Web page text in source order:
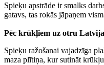
Spieķu apstrāde ir smalks
gatavs, tas rokās jāpaņem
Pēc krūkļiem uz otru
Spieķu ražošanai vajadzīga
maza plītiņa, kur sutināt